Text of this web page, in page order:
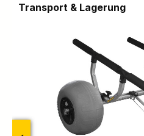
Transport & Lagerung